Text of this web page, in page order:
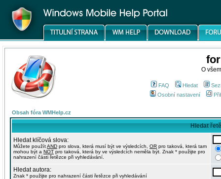
O
FAQ Hledat
Osobní nastavení
Obsah fóra WMHelp.cz
Hledat
Hledat klíčová slova:
Můžete použítAND pro slova, která musí být ve výsledcích, OR pro taková, která tam
mohou být a NOT pro taková, která by ve výsledcích neměla být. Znak * použijte pro
nahrazení části řetězce při vyhledávání.
Hledat autora:
Znak * použijte pro nahrazení části řetězce při vyhledávání